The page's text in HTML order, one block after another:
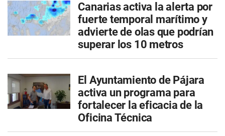
Canarias activa la alerta por
fuerte temporal marítimo y
advierte de olas que podrían
superar los 10 metros
El Ayuntamiento de Pájara
activa un programa para
fortalecer la eficacia de la
Oficina Técnica